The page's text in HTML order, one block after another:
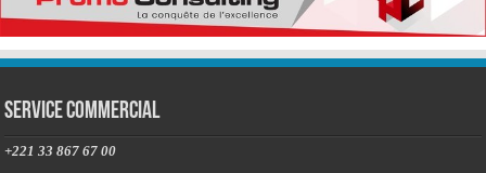
Service commercial
+221 33 867 67 00